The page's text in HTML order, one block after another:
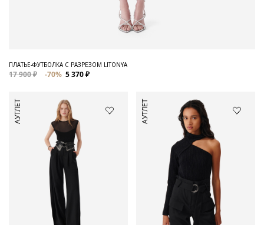
ПЛАТЬЕ-ФУТБОЛКА С РАЗРЕЗОМ LITONYA
17 900 ₽ -70% 5 370 ₽
АУТЛЕТ АУТЛЕТ